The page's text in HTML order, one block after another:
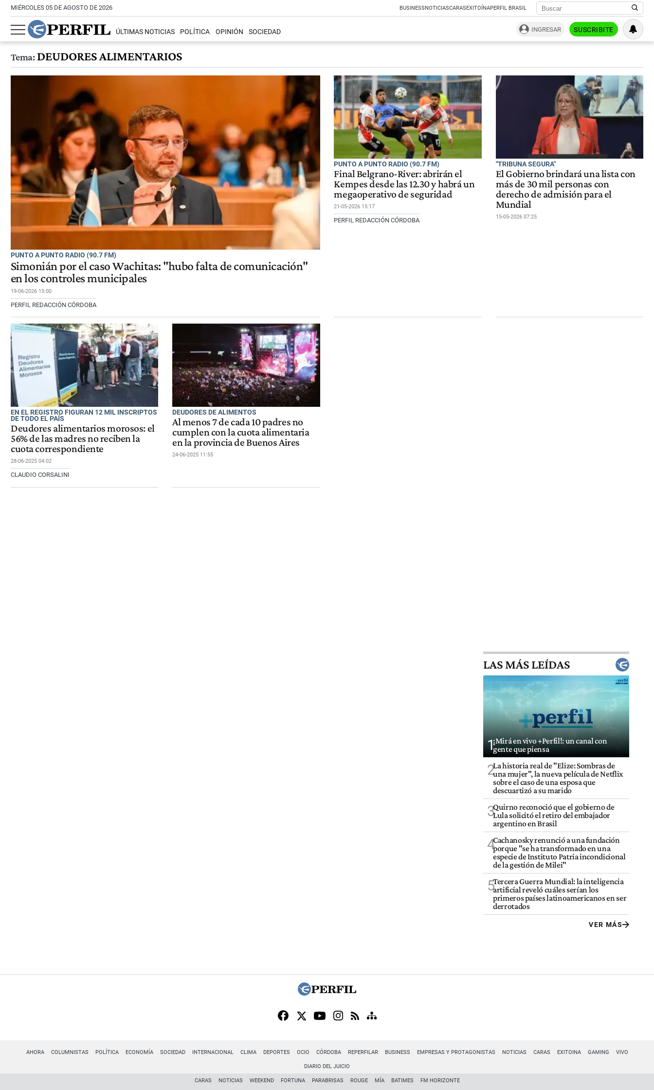
MIÉRCOLES 05 DE AGOSTO DE 2026 BUSINESSNOTICIASCARASEXITOÍNAPERFIL BRASIL
ÚLTIMAS NOTICIAS POLÍTICA OPINIÓN SOCIEDAD INGRESAR SUSCRIBITE
Tema:DEUDORES ALIMENTARIOS
PUNTO A PUNTO RADIO (90.7 FM)
Simonián por el caso Wachitas: "hubo falta de comunicación"
en los controles municipales
19-06-2026 15:00
PERFIL REDACCIÓN CÓRDOBA
PUNTO A PUNTO RADIO (90.7 FM)
Final Belgrano-River: abrirán el
Kempes desde las 12.30 y habrá un
megaoperativo de seguridad
21-05-2026 15:17
PERFIL REDACCIÓN CÓRDOBA
"TRIBUNA SEGURA"
El Gobierno brindará una lista con
más de 30 mil personas con
derecho de admisión para el
Mundial
15-05-2026 07:25
EN EL REGISTRO FIGURAN 12 MIL INSCRIPTOS
DE TODO EL PAÍS
Deudores alimentarios morosos: el
56% de las madres no reciben la
cuota correspondiente
28-06-2025 04:02
CLAUDIO CORSALINI
DEUDORES DE ALIMENTOS
Al menos 7 de cada 10 padres no
cumplen con la cuota alimentaria
en la provincia de Buenos Aires
24-06-2025 11:55
LAS MÁS LEÍDAS
1¡Mirá en vivo +Perfil!: un canal con
gente que piensa
2La historia real de "Elize: Sombras de
una mujer", la nueva película de Netflix
sobre el caso de una esposa que
descuartizó a su marido
3Quirno reconoció que el gobierno de
Lula solicitó el retiro del embajador
argentino en Brasil
4Cachanosky renunció a una fundación
porque "se ha transformado en una
especie de Instituto Patria incondicional
de la gestión de Milei"
5Tercera Guerra Mundial: la inteligencia
artificial reveló cuáles serían los
primeros países latinoamericanos en ser
derrotados
VER MÁS
AHORA COLUMNISTAS POLÍTICA ECONOMÍA SOCIEDAD INTERNACIONAL CLIMA DEPORTES OCIO CÓRDOBA REPERFILAR BUSINESS EMPRESAS Y PROTAGONISTAS NOTICIAS CARAS EXITOINA GAMING VIVO
DIARIO DEL JUICIO
CARAS NOTICIAS WEEKEND FORTUNA PARABRISAS ROUGE MÍA BATIMES FM HORIZONTE